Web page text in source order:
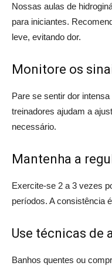
Nossas aulas de
para iniciantes.
leve, evitando dor.
Monitore os
Pare se sentir dor
treinadores ajudam a
necessário.
Mantenha a
Exercite-se 2 a 3 vezes
períodos. A consistência
Use técnicas de
Banhos quentes ou